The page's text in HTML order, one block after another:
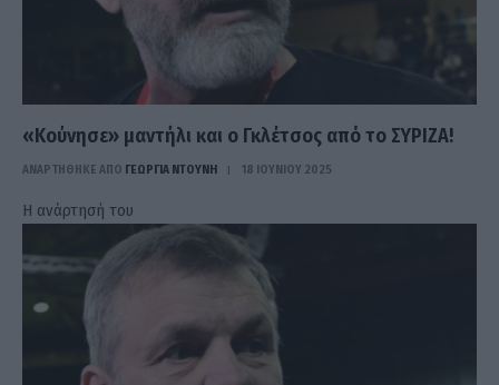
«Κούνησε» μαντήλι και ο Γκλέτσος από το ΣΥΡΙΖΑ!
ΑΝΑΡΤΗΘΗΚΕ ΑΠΟ ΓΕΩΡΓΊΑ ΝΤΟΎΝΗ 18 ΙΟΥΝΊΟΥ 2025
Η ανάρτησή του